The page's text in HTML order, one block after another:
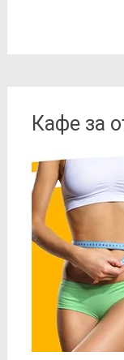
Кафе за